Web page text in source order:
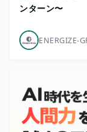
ンターン〜
ENERGIZE-